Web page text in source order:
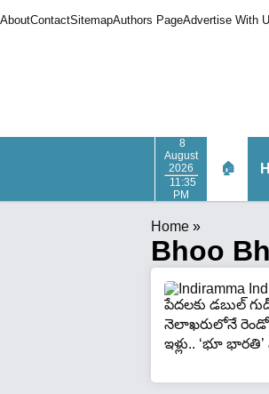
AboutContactSitemapAuthors PageAdvertise With
8
August
2026
11:35
PM
🏠
Home »
Bhoo